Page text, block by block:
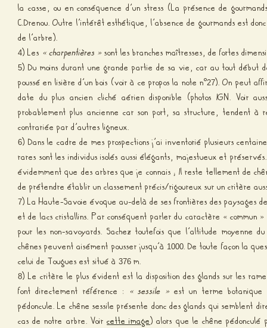
la casse, ou en conséquence d’un stress (La présence de
C.Drenou. Outre l’intérêt esthétique, l’absence de gourmands est
de l’arbre).
4) Les « charpentières » sont les branches maîtresses, de fortes
5) Du moins durant une grande partie de sa vie, car au tout début
poussé en lisière d’un bois (voir à ce propos la note n°27). On peut
date du plus ancien cliché aérien disponible (photos IGN. Voir
probablement plus ancienne car son port, sa structure, tendent à
contrariée par d’autres ligneux.
6) Dans le cadre de mes prospections j’ai inventorié plusieurs
rares sont les individus isolés aussi élégants, majestueux et
évidemment que des arbres que je connais ; Il reste tellement de
de prétendre établir un classement précis/rigoureux sur un critère
7) La Haute-Savoie évoque au-delà de ses frontières des paysages
et de lacs cristallins. Par conséquent parler du caractère « commun
pour les non-savoyards. Sachez toutefois que l’altitude moyenne
chênes peuvent aisément pousser jusqu’à 1000. De toute façon la
celui de Tougues est situé à 376 m.
8) Le critère le plus évident est la disposition des glands sur les
font directement référence : « sessile » est un terme
pédoncule. Le chêne sessile présente donc des glands qui semblent
cas de notre arbre. Voircette image) alors que le chêne pédonculé